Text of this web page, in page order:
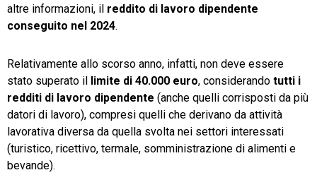
altre informazioni, il reddito di lavoro dipendente
conseguito nel 2024.
Relativamente allo scorso anno, infatti, non deve essere
stato superato il
limite di 40.000 euro, considerando tutti i
redditi di lavoro dipendente (anche quelli corrisposti da più
datori di lavoro), compresi quelli che derivano da attività
lavorativa diversa da quella svolta nei settori interessati
(turistico, ricettivo, termale, somministrazione di alimenti e
bevande).